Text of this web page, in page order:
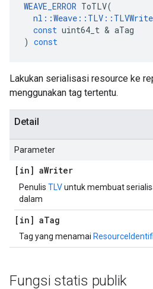
WEAVE_ERROR ToTLV(
nl ::Weave :: TLV ::
const uint64_t & aTag
) const
Lakukan serialisasi resource ke
menggunakan tag tertentu.
Detail
Parameter
[in] aWriter
Penulis TLVuntuk membuat
dalam
[in] aTag
Tag yang menamai
Fungsi statis publik